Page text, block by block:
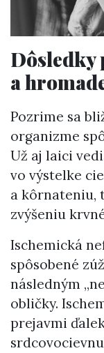
Dôsledky
a
Pozrime sa
organizme
Už aj laici
vo výstelke
a kôrnateniu,
zvýšeniu
Ischemická
spôsobené
následným
obličky.
prejavmi